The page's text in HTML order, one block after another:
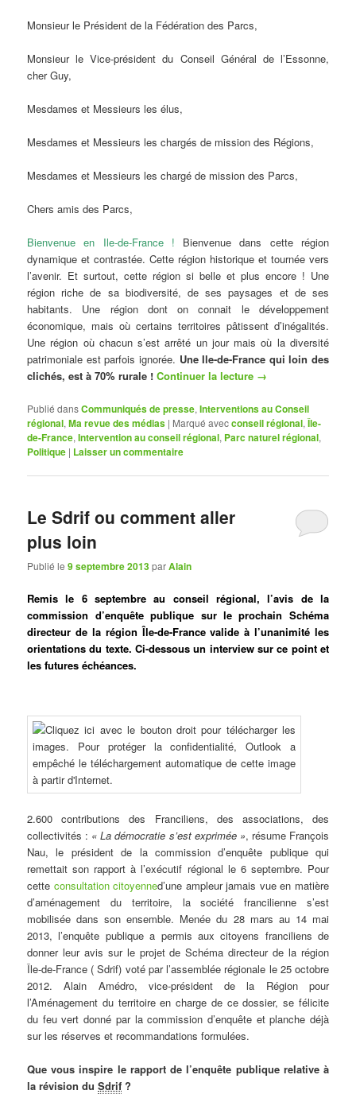
Monsieur le Président de la Fédération des Parcs,
Monsieur le Vice-président du Conseil Général de l’Essonne,
cher Guy,
Mesdames et Messieurs les élus,
Mesdames et Messieurs les chargés de mission des Régions,
Mesdames et Messieurs les chargé de mission des Parcs,
Chers amis des Parcs,
Bienvenue en Ile-de-France ! Bienvenue dans cette région
dynamique et contrastée. Cette région historique et tournée vers
l’avenir. Et surtout, cette région si belle et plus encore ! Une
région riche de sa biodiversité, de ses paysages et de ses
habitants. Une région dont on connait le développement
économique, mais où certains territoires pâtissent d’inégalités.
Une région où chacun s’est arrêté un jour mais où la diversité
patrimoniale est parfois ignorée. Une Ile-de-France qui loin des
clichés, est à 70% rurale !Continuer la lecture →
Publié dansCommuniqués de presse,Interventions au Conseil
régional,Ma revue des médias | Marqué avecconseil régional,Île-
de-France,Intervention au conseil régional, Parc naturel régional,
Politique | Laisser un commentaire
Le Sdrif ou comment aller
plus loin
Publié le9 septembre 2013parAlain
Remis le 6 septembre au conseil régional, l’avis de la
commission d’enquête publique sur le prochain Schéma
directeur de la région Île-de-France valide à l’unanimité les
orientations du texte. Ci-dessous un interview sur ce point et
les futures échéances.
2.600 contributions des Franciliens, des associations, des
collectivités : « La démocratie s’est exprimée », résume François
Nau, le président de la commission d’enquête publique qui
remettait son rapport à l’exécutif régional le 6 septembre. Pour
cette consultation citoyenned’une ampleur jamais vue en matière
d’aménagement du territoire, la société francilienne s’est
mobilisée dans son ensemble. Menée du 28 mars au 14 mai
2013, l’enquête publique a permis aux citoyens franciliens de
donner leur avis sur le projet de Schéma directeur de la région
Île-de-France ( Sdrif) voté par l’assemblée régionale le 25 octobre
2012. Alain Amédro, vice-président de la Région pour
l’Aménagement du territoire en charge de ce dossier, se félicite
du feu vert donné par la commission d’enquête et planche déjà
sur les réserves et recommandations formulées.
Que vous inspire le rapport de l’enquête publique relative à
la révision duSdrif ?